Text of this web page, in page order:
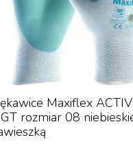
Maxiflex
rozmiar 08